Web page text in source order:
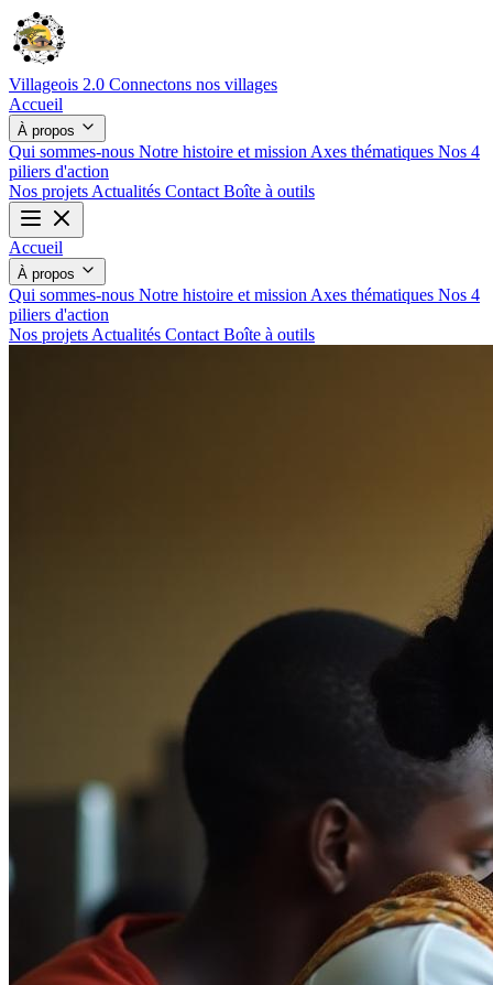
Villageois 2.0 Connectons nos villages
Accueil
À propos
Qui sommes-nous Notre histoire et mission Axes thématiques Nos 4
piliers d'action
Nos projets Actualités Contact Boîte à outils
Accueil
À propos
Qui sommes-nous Notre histoire et mission Axes thématiques Nos 4
piliers d'action
Nos projets Actualités Contact Boîte à outils